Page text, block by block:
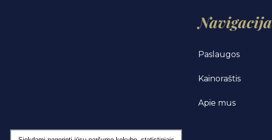
Navigacija
Paslaugos
Kainoraštis
Apie mus